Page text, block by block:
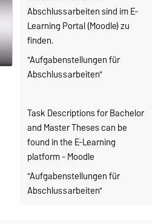
Abschlussarbeiten sind im E-
Learning Portal (Moodle) zu
finden.
"Aufgabenstellungen für
Abschlussarbeiten"
Task Descriptions for Bachelor
and Master Theses can be
found in the E-Learning
platform - Moodle
"Aufgabenstellungen für
Abschlussarbeiten"